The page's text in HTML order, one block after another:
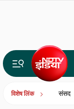
विशेष लिंक संसद